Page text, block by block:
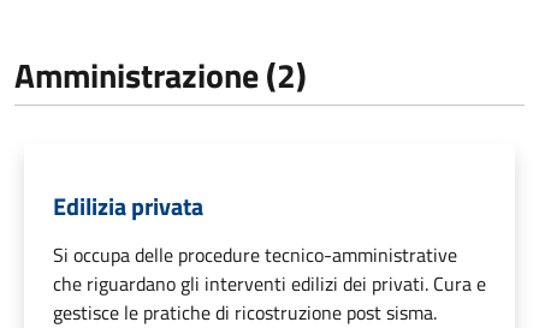
Amministrazione (2)
Edilizia privata
Si occupa delle procedure tecnico-amministrative
che riguardano gli interventi edilizi dei privati. Cura e
gestisce le pratiche di ricostruzione post sisma.